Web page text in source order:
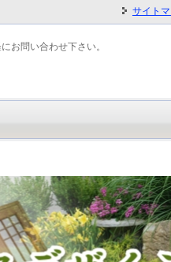
サイト
お問い合わせ下さい。